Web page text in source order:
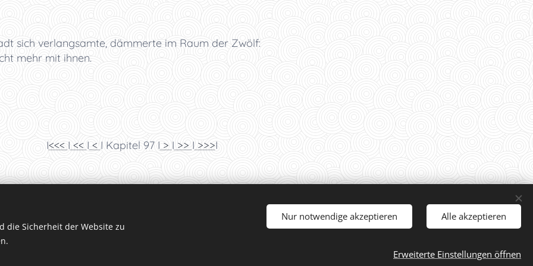
sich verlangsamte, dämmerte im Raum der Zwölf:
mehr mit ihnen.
I<<< I << I < I Kapitel 97 I > I >> I >>>I
die Sicherheit der Website zu
Nur notwendige akzeptieren Alle akzeptieren
Erweiterte Einstellungen öffnen